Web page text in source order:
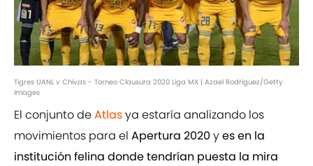
Tigres UANL v Chivas - Torneo Clausura 2020 Liga MX | Azael Rodriguez/Getty
Images
El conjunto deAtlasya estaría analizando los
movimientos para el Apertura 2020 yesen la
institución felina donde tendrían puesta la mira